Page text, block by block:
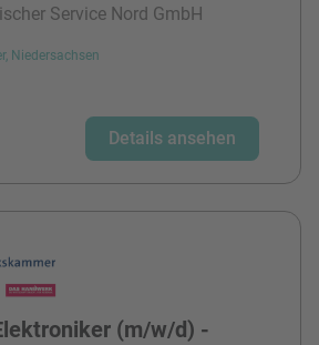
Service Nord GmbH
Niedersachsen
Details ansehen
(m/w/d) -